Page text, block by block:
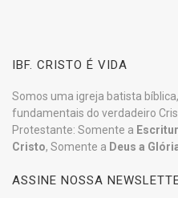
IBF. CRISTO É VIDA
Somos uma igreja batista
fundamentais do verdadeiro
Protestante: Somente a
Cristo, Somente a Deus a
ASSINE NOSSA